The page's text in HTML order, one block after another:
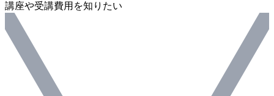
講座や受講費用を知りたい